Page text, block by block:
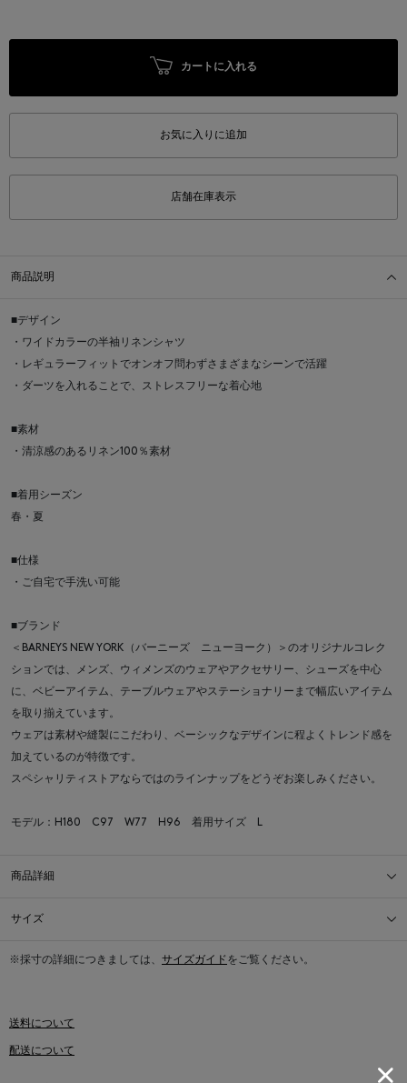
カートに入れる
お気に入りに追加
店舗在庫表示
商品説明
■デザイン
・ワイドカラーの半袖リネンシャツ
・レギュラーフィットでオンオフ問わずさまざまなシーンで活躍
・ダーツを入れることで、ストレスフリーな着心地
■素材
・清涼感のあるリネン100％素材
■着用シーズン
春・夏
■仕様
・ご自宅で手洗い可能
■ブランド
＜BARNEYS NEW YORK（バーニーズ ニューヨーク）＞のオリジナルコレク
ションでは、メンズ、ウィメンズのウェアやアクセサリー、シューズを中心
に、ベビーアイテム、テーブルウェアやステーショナリーまで幅広いアイテム
を取り揃えています。
ウェアは素材や縫製にこだわり、ベーシックなデザインに程よくトレンド感を
加えているのが特徴です。
スペシャリティストアならではのラインナップをどうぞお楽しみください。
モデル：H180 C97 W77 H96 着用サイズ L
商品詳細
サイズ
※採寸の詳細につきましては、 サイズガイドをご覧ください。
送料について
配送について